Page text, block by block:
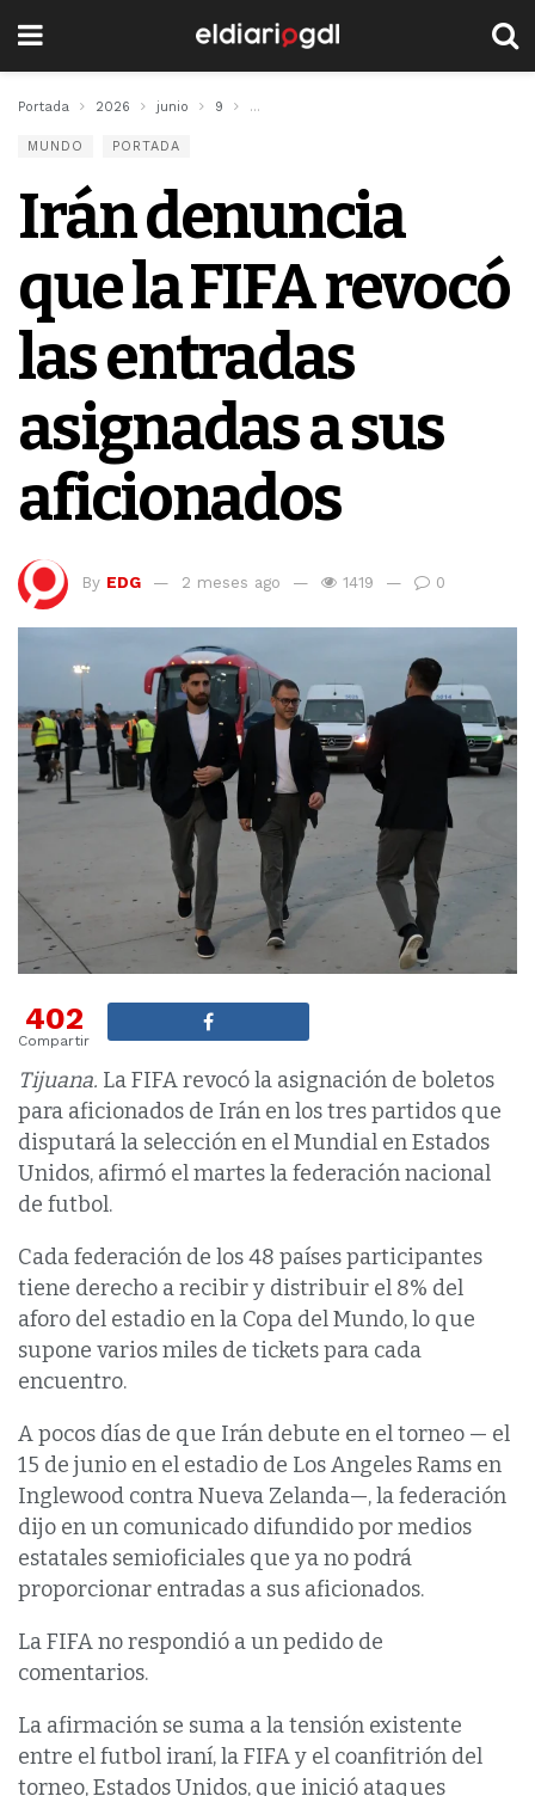
Portada 2026 junio 9 Irán denuncia que la FIFA revocó las
MUNDO PORTADA
Irán denuncia
que la FIFA revocó
las entradas
asignadas a sus
aficionados
By EDG 2 meses ago 1419 0
402
Compartir
Tijuana. La FIFA revocó la asignación de boletos
para aficionados de Irán en los tres partidos que
disputará la selección en el Mundial en Estados
Unidos, afirmó el martes la federación nacional
de futbol.
Cada federación de los 48 países participantes
tiene derecho a recibir y distribuir el 8% del
aforo del estadio en la Copa del Mundo, lo que
supone varios miles de tickets para cada
encuentro.
A pocos días de que Irán debute en el torneo — el
15 de junio en el estadio de Los Angeles Rams en
Inglewood contra Nueva Zelanda—, la federación
dijo en un comunicado difundido por medios
estatales semioficiales que ya no podrá
proporcionar entradas a sus aficionados.
La FIFA no respondió a un pedido de
comentarios.
La afirmación se suma a la tensión existente
entre el futbol iraní, la FIFA y el coanfitrión del
torneo, Estados Unidos, que inició ataques